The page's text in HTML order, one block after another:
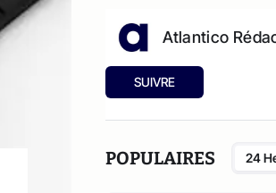
Atlantico
SUIVRE
POPULAIRES 24